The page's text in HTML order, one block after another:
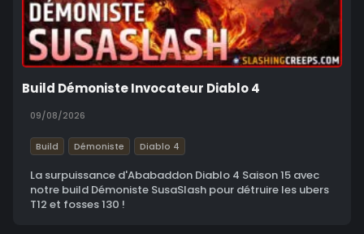
Build Démoniste Invocateur Diablo 4
09/08/2026
Build Démoniste Diablo 4
La surpuissance d'Ababaddon Diablo 4 Saison 15 avec
notre build Démoniste SusaSlash pour détruire les ubers
T12 et fosses 130 !